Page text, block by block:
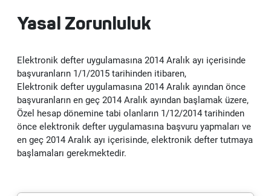
Yasal Zorunluluk
Elektronik defter uygulamasına 2014 Aralık ayı içerisinde
başvuranların 1/1/2015 tarihinden itibaren,
Elektronik defter uygulamasına 2014 Aralık ayından önce
başvuranların en geç 2014 Aralık ayından başlamak üzere,
Özel hesap dönemine tabi olanların 1/12/2014 tarihinden
önce elektronik defter uygulamasına başvuru yapmaları ve
en geç 2014 Aralık ayı içerisinde, elektronik defter tutmaya
başlamaları gerekmektedir.